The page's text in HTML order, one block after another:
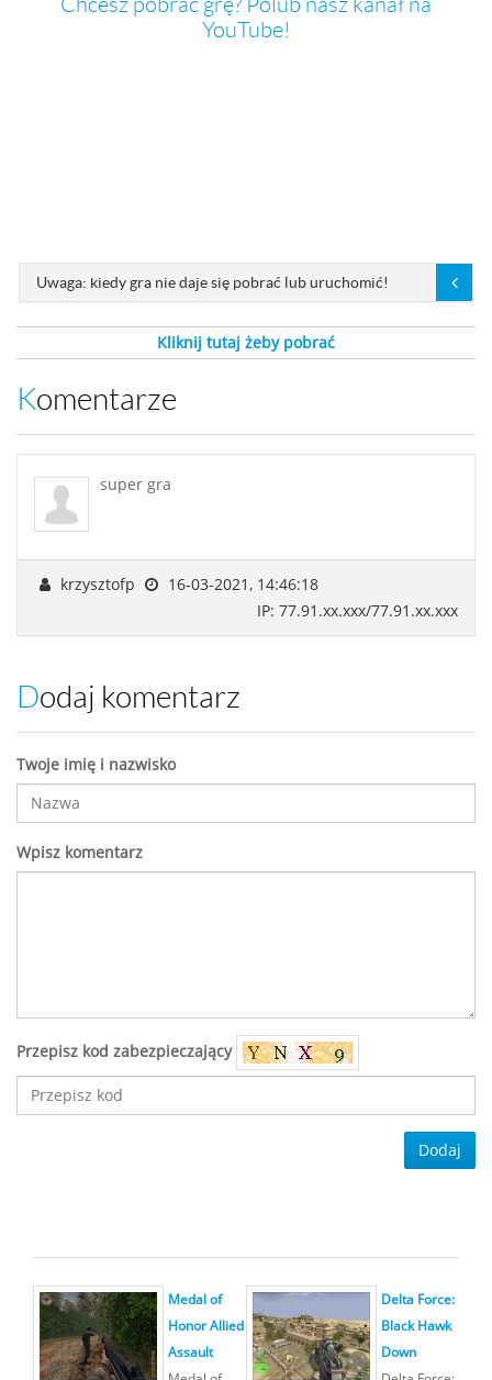
YouTube!
Uwaga: kiedy gra nie daje się pobrać lub uruchomić!
Kliknij tutaj żeby pobrać
Komentarze
super gra
krzysztofp
16-03-2021, 14:46:18
IP: 77.91.xx.xxx/77.91.xx.xxx
Dodaj komentarz
Twoje imię i nazwisko
Wpisz komentarz
Przepisz kod zabezpieczający
Dodaj
Medal of
Honor Allied
Assault
Delta Force:
Black Hawk
Down